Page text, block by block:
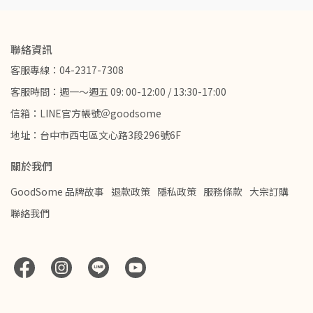
聯絡資訊
客服專線：04-2317-7308
客服時間：週一～週五 09: 00-12:00 / 13:30-17:00
信箱：LINE官方帳號＠goodsome
地址：台中市西屯區文心路3段296號6F
關於我們
GoodSome 品牌故事 退款政策 隱私政策 服務條款 大宗訂購
聯絡我們